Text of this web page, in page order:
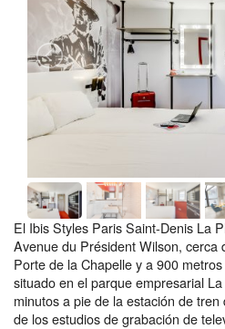
El Ibis Styles Paris Saint-Denis La
Avenue du Président Wilson, cerca
Porte de la Chapelle y a 900
situado en el parque empresarial
minutos a pie de la estación de
de los estudios de grabación de